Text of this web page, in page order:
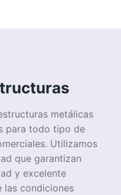
metálicas
para todo tipo de
Utilizamos
que garantizan
y excelente
las condiciones